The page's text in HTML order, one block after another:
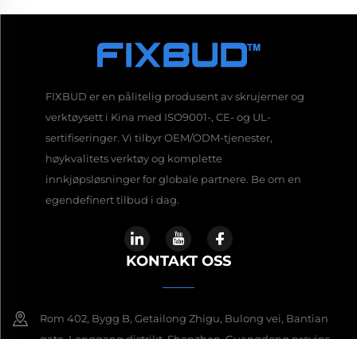
FIXBUD er en pålitelig produsent av skrujerner og
verktøysett i Kina med ISO9001-, CE- og UL-
sertifiseringer. Vi tilbyr OEM/ODM-tjenester,
høykvalitets verktøy og komplette
innkjøpsløsninger for globale partnere. Be om en
egendefinert tilbud i dag.
KONTAKT OSS
Rom 402, Bygg B, Getailong Zhigu, Bulong vei, Bantian